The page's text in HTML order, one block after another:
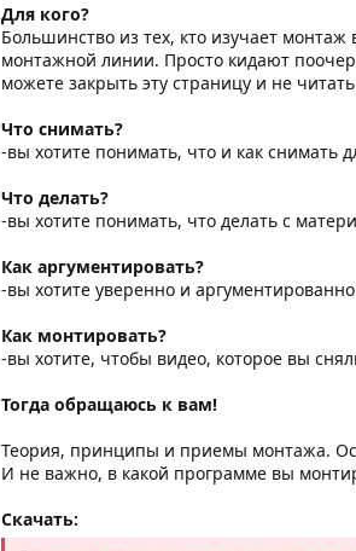
Для кого?
Большинство из тех, кто изучает
монтажной линии. Просто кидают
можете закрыть эту страницу и не
Что снимать?
-вы хотите понимать, что и как снимать
Что делать?
-вы хотите понимать, что делать с
Как аргументировать?
-вы хотите уверенно и
Как монтировать?
-вы хотите, чтобы видео, которое вы
Тогда обращаюсь к вам!
Теория, принципы и приемы монтажа.
И не важно, в какой программе вы
Скачать: